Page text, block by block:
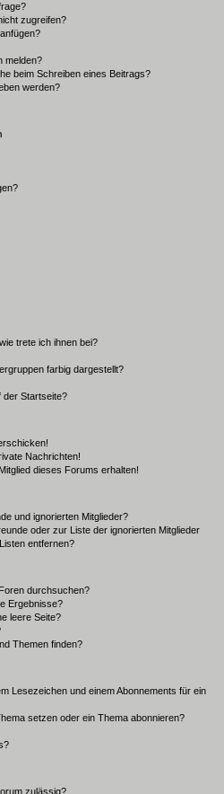
zugreifen?
melden?
beim Schreiben eines Beitrags?
werden?
trete ich ihnen bei?
farbig dargestellt?
der Startseite?
Nachrichten!
dieses Forums erhalten!
und ignorierten Mitglieder?
oder zur Liste der ignorierten Mitglieder
entfernen?
durchsuchen?
Ergebnisse?
leere Seite?
Themen finden?
Lesezeichen und einem Abonnements für ein
setzen oder ein Thema abonnieren?
zulässig?